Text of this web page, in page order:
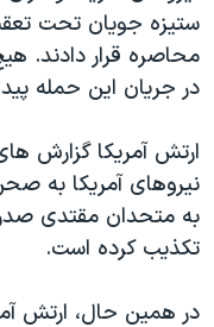
ستيزه جويان تحت
محاصره قرار دادند.
در جريان اين حمله
ارتش آمريکا گزارش
نيروهای آمريکا به
به متحدان مقتدی
تکذيب کرده است.
در همين حال، ارتش